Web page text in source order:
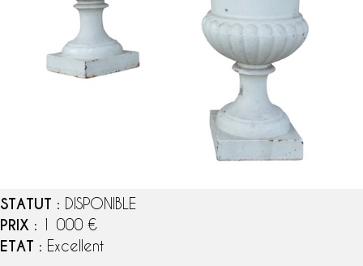
STATUT : DISPONIBLE
PRIX : 1 000 €
ETAT : Excellent